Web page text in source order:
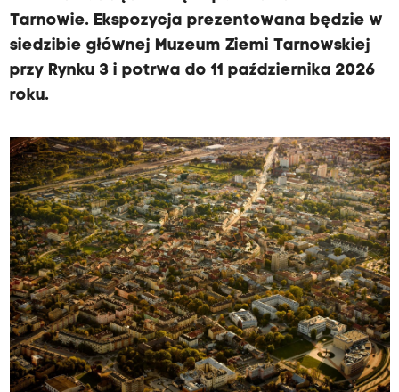
Tarnowie. Ekspozycja prezentowana będzie w
siedzibie głównej Muzeum Ziemi Tarnowskiej
przy Rynku 3 i potrwa do 11 października 2026
roku.